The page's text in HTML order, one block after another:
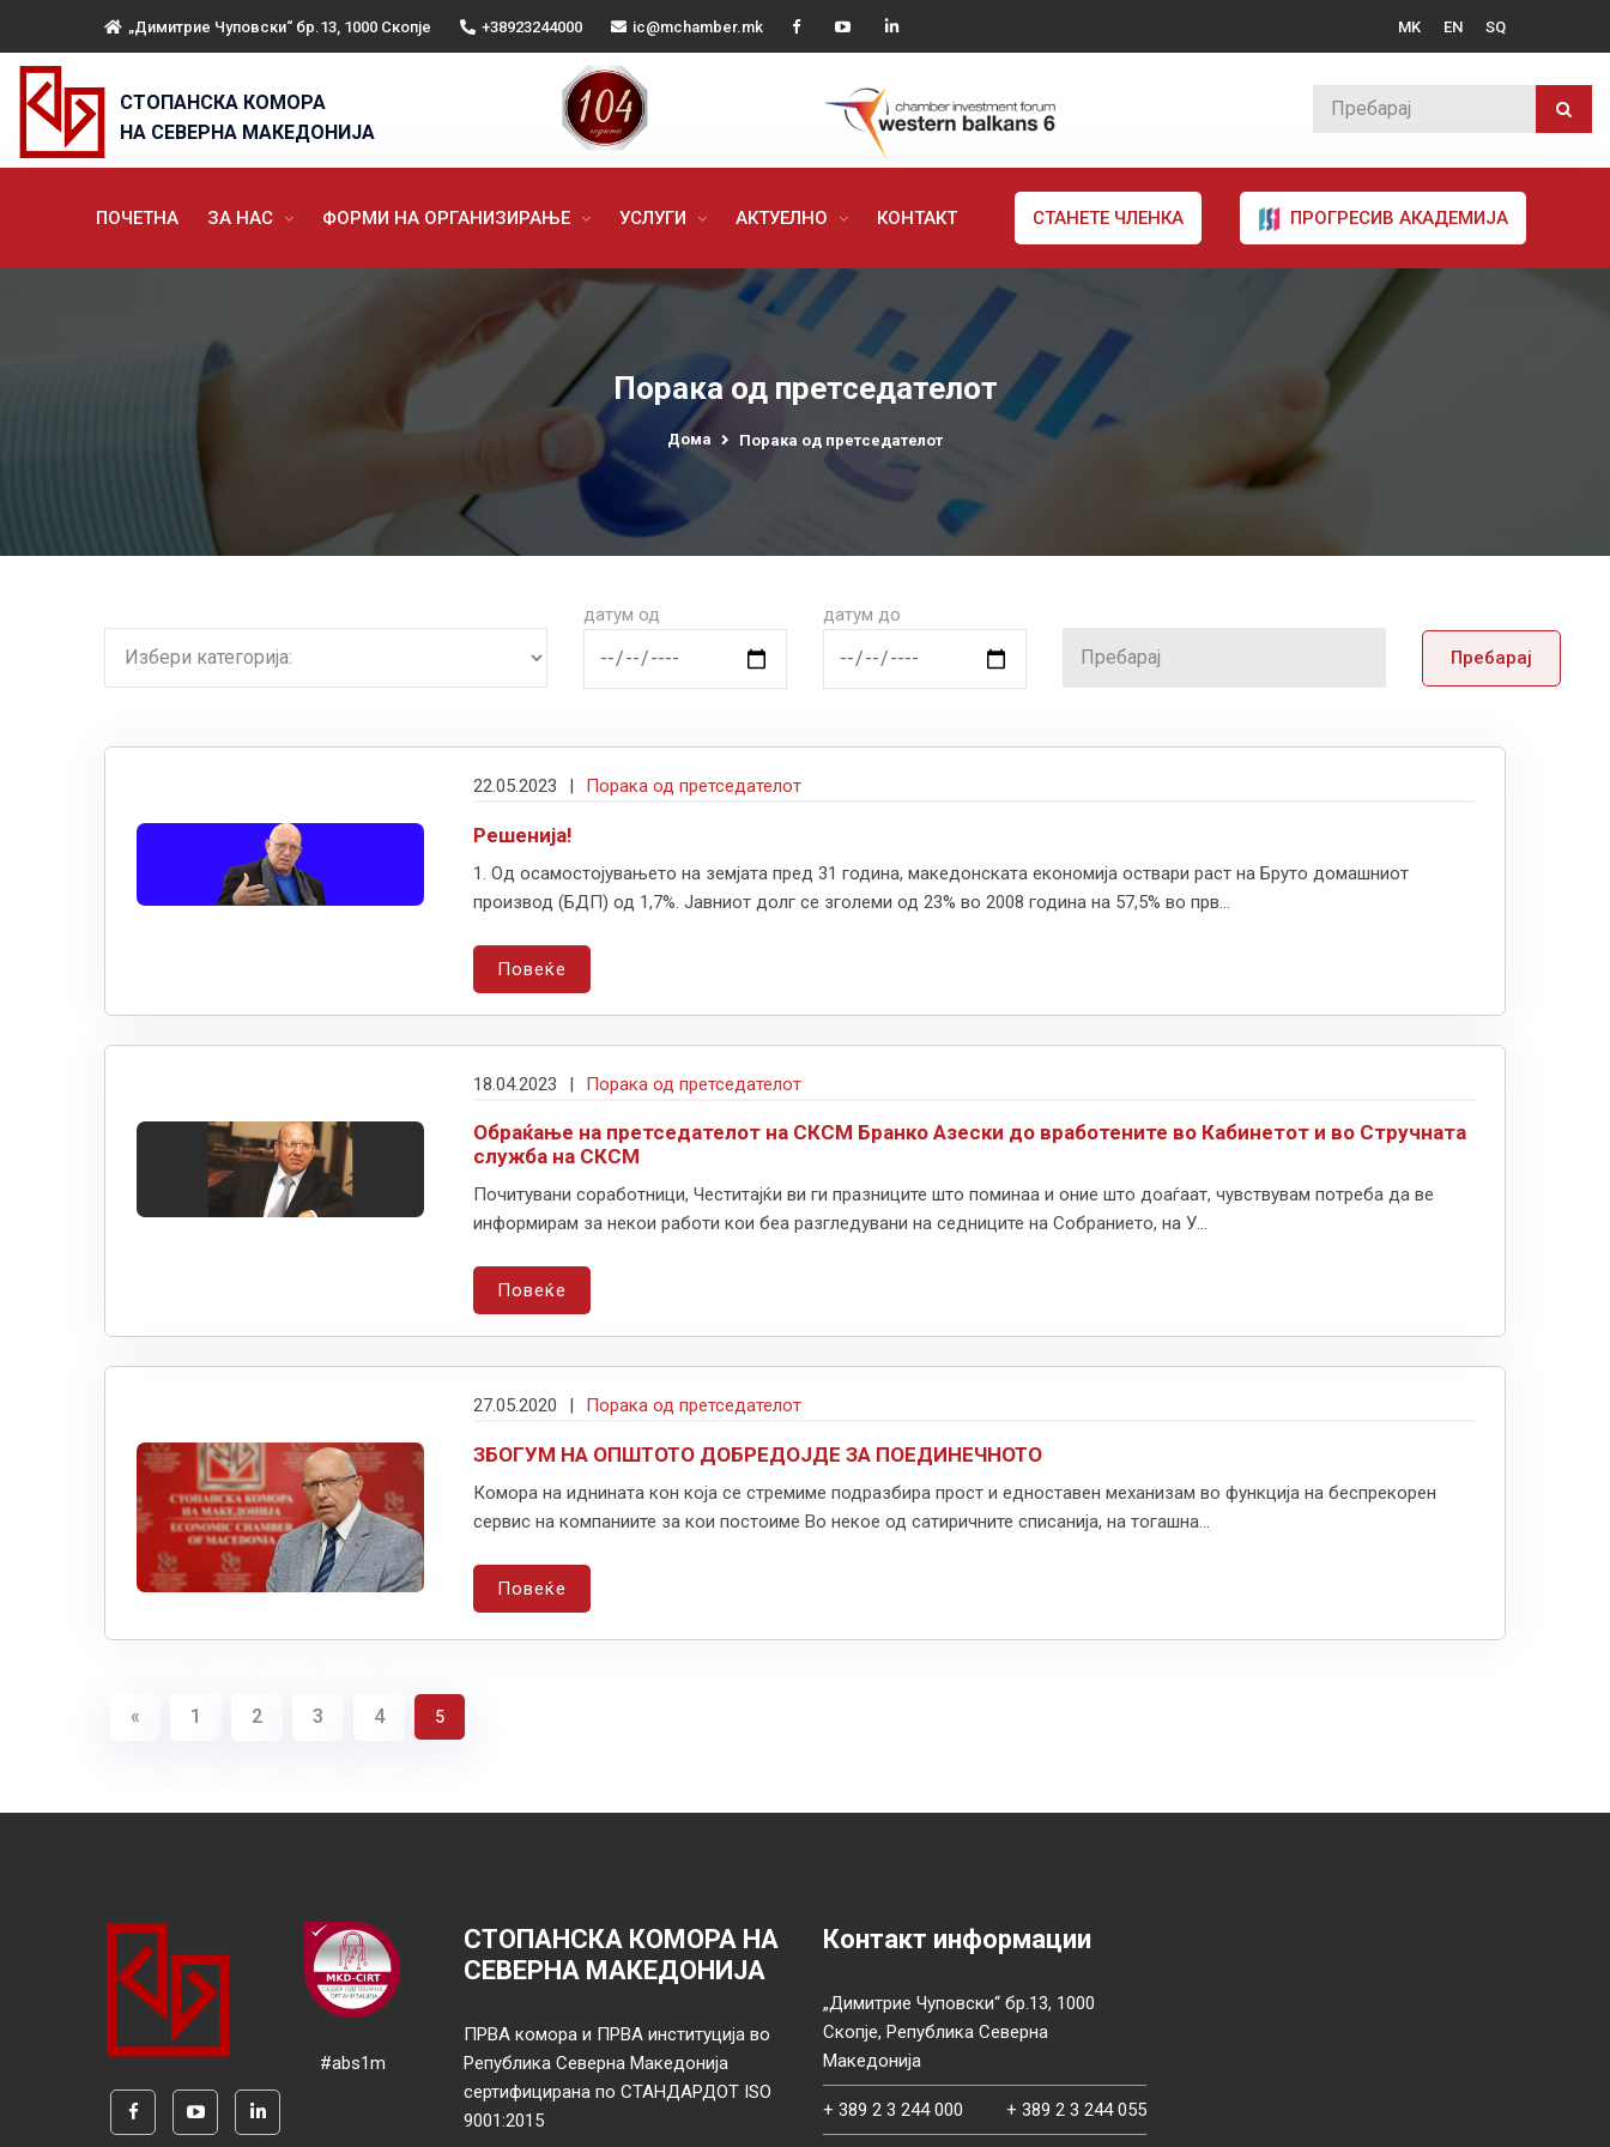
„Димитрие Чуповски“ бр.13, 1000 Скопје +38923244000 ic@mchamber.mk MK EN SQ
СТОПАНСКА КОМОРА
НА СЕВЕРНА МАКЕДОНИЈА
ПОЧЕТНА ЗА НАС ФОРМИ НА ОРГАНИЗИРАЊЕ УСЛУГИ АКТУЕЛНО КОНТАКТ СТАНЕТЕ ЧЛЕНКА ПРОГРЕСИВ АКАДЕМИЈА
Порака од претседателот
Дома Порака од претседателот
датум од
датум до
Пребарај
22.05.2023 | Порака од претседателот
Решенија!
1. Од осамостојувањето на земјата пред 31 година, македонската економија оствари раст на Бруто домашниот
производ (БДП) од 1,7%. Јавниот долг се зголеми од 23% во 2008 година на 57,5% во прв...
Повеќе
18.04.2023 | Порака од претседателот
Обраќање на претседателот на СКСМ Бранко Азески до вработените во Кабинетот и во Стручната
служба на СКСМ
Почитувани соработници, Честитајќи ви ги празниците што поминаа и оние што доаѓаат, чувствувам потреба да ве
информирам за некои работи кои беа разгледувани на седниците на Собранието, на У...
Повеќе
27.05.2020 | Порака од претседателот
ЗБОГУМ НА ОПШТОТО ДОБРЕДОЈДЕ ЗА ПОЕДИНЕЧНОТО
Комора на иднината кон која се стремиме подразбира прост и едноставен механизам во функција на беспрекорен
сервис на компаниите за кои постоиме Во некое од сатиричните списанија, на тогашна...
Повеќе
« 1 2 3 4 5
#abs1m
СТОПАНСКА КОМОРА НА
СЕВЕРНА МАКЕДОНИЈА
ПРВА комора и ПРВА институција во
Република Северна Македонија
сертифицирана по СТАНДАРДОТ ISO
9001:2015
Контакт информации
„Димитрие Чуповски“ бр.13, 1000
Скопје, Република Северна
Македонија
+ 389 2 3 244 000 + 389 2 3 244 055